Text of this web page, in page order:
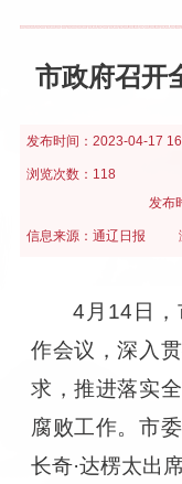
当前位置：首页>
市政府召开
发布时间： 2023-04-17
浏览次数：118
发布
信息来源： 通辽日报
4月14日，
作会议，深入
求，推进落实
腐败工作。市
长奇·达楞太出